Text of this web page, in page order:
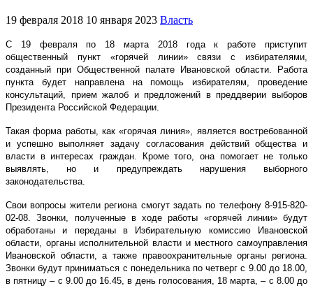
19 февраля 2018 10 января 2023 Власть
С 19 февраля по 18 марта 2018 года к работе приступит
общественный пункт «горячей линии» связи с избирателями,
созданный при Общественной палате Ивановской области. Работа
пункта будет направлена на помощь избирателям, проведение
консультаций, прием жалоб и предложений в преддверии выборов
Президента Российской Федерации.
Такая форма работы, как «горячая линия», является востребованной
и успешно выполняет задачу согласования действий общества и
власти в интересах граждан. Кроме того, она помогает не только
выявлять, но и предупреждать нарушения выборного
законодательства.
Свои вопросы жители региона смогут задать по телефону 8-915-820-
02-08. Звонки, полученные в ходе работы «горячей линии» будут
обработаны и переданы в Избирательную комиссию Ивановской
области, органы исполнительной власти и местного самоуправления
Ивановской области, а также правоохранительные органы региона.
Звонки будут приниматься с понедельника по четверг с 9.00 до 18.00,
в пятницу – с 9.00 до 16.45, в день голосования, 18 марта, – с 8.00 до